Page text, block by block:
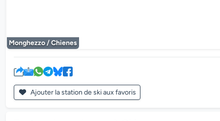
Monghezzo / Chienes
Ajouter la station de ski aux favoris